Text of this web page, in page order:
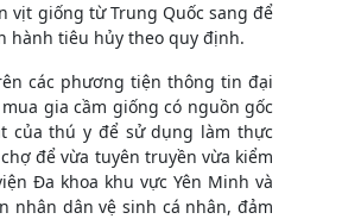
vịt giống từ Trung Quốc sang để
hành tiêu hủy theo quy định.
các phương tiện thông tin đại
gia cầm giống có nguồn gốc
của thú y để sử dụng làm thực
để vừa tuyên truyền vừa kiểm
Đa khoa khu vực Yên Minh và
nhân dân vệ sinh cá nhân, đảm